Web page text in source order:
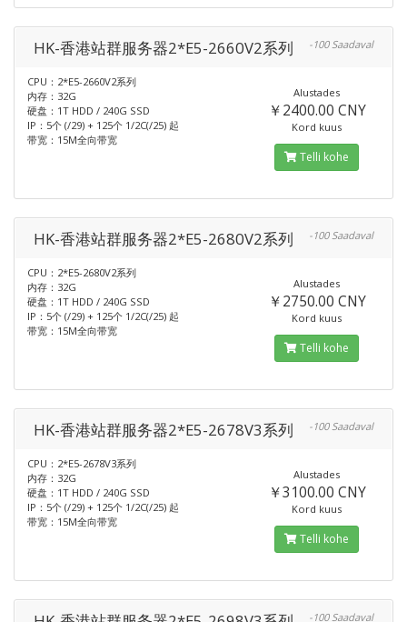
HK-香港站群服务器2*E5-2660V2系列 -100 Saadaval
CPU：2*E5-2660V2系列
内存：32G
硬盘：1T HDD / 240G SSD
IP：5个 (/29) + 125个 1/2C(/25) 起
带宽：15M全向带宽
Alustades
￥2400.00 CNY
Kord kuus
Telli kohe
HK-香港站群服务器2*E5-2680V2系列 -100 Saadaval
CPU：2*E5-2680V2系列
内存：32G
硬盘：1T HDD / 240G SSD
IP：5个 (/29) + 125个 1/2C(/25) 起
带宽：15M全向带宽
Alustades
￥2750.00 CNY
Kord kuus
Telli kohe
HK-香港站群服务器2*E5-2678V3系列 -100 Saadaval
CPU：2*E5-2678V3系列
内存：32G
硬盘：1T HDD / 240G SSD
IP：5个 (/29) + 125个 1/2C(/25) 起
带宽：15M全向带宽
Alustades
￥3100.00 CNY
Kord kuus
Telli kohe
-100 Saadaval